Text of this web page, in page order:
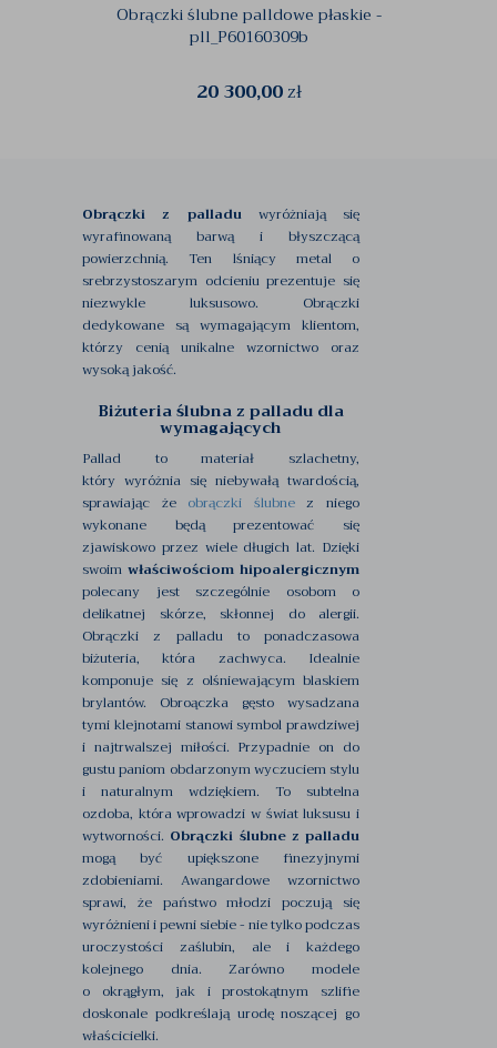
Obrączki ślubne palldowe płaskie -
pll_P60160309b
20 300,00zł
Obrączki z palladu wyróżniają się
wyrafinowaną barwą i błyszczącą
powierzchnią. Ten lśniący metal o
srebrzystoszarym odcieniu prezentuje się
niezwykle luksusowo. Obrączki
dedykowane są wymagającym klientom,
którzy cenią unikalne wzornictwo oraz
wysoką jakość.
Biżuteria ślubna z palladu dla
wymagających
Pallad to materiał szlachetny,
który wyróżnia się niebywałą twardością,
sprawiając że obrączki ślubnez niego
wykonane będą prezentować się
zjawiskowo przez wiele długich lat. Dzięki
swoim właściwościom hipoalergicznym
polecany jest szczególnie osobom o
delikatnej skórze, skłonnej do alergii.
Obrączki z palladu to ponadczasowa
biżuteria, która zachwyca. Idealnie
komponuje się z olśniewającym blaskiem
brylantów. Obroączka gęsto wysadzana
tymi klejnotami stanowi symbol prawdziwej
i najtrwalszej miłości. Przypadnie on do
gustu paniom obdarzonym wyczuciem stylu
i naturalnym wdziękiem. To subtelna
ozdoba, która wprowadzi w świat luksusu i
wytworności. Obrączki ślubne z palladu
mogą być upiększone finezyjnymi
zdobieniami. Awangardowe wzornictwo
sprawi, że państwo młodzi poczują się
wyróżnieni i pewni siebie - nie tylko podczas
uroczystości zaślubin, ale i każdego
kolejnego dnia. Zarówno modele
o okrągłym, jak i prostokątnym szlifie
doskonale podkreślają urodę noszącej go
właścicielki.